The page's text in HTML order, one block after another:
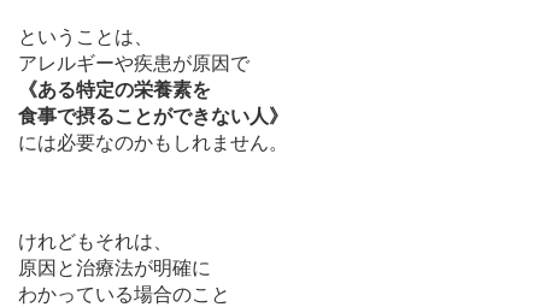
ということは、
アレルギーや疾患が原因で
《ある特定の栄養素を
食事で摂ることができない人》
には必要なのかもしれません。
けれどもそれは、
原因と治療法が明確に
わかっている場合のこと